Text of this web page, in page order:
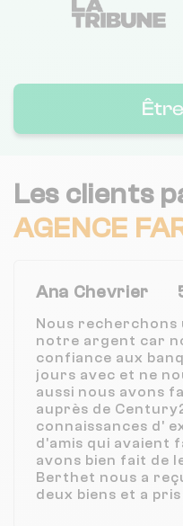
Les clients
AGENCE
Ana Chevrier
Nous recherchons
notre argent car
confiance aux
jours avec et ne
aussi nous avons
auprès de
connaissances d'
d'amis qui avaient
avons bien fait de
Berthet nous a
deux biens et a